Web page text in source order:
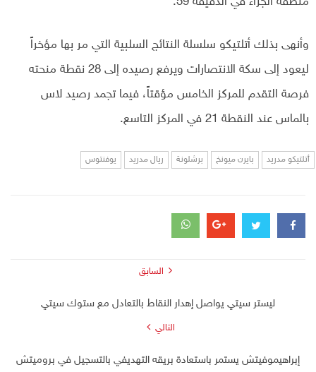
وأنهى بذلك أتلتيكو سلسلة النتائج السلبية التي مر بها مؤخراً
ليعود إلى سكة الانتصارات ويرفع رصيده إلى 28 نقطة منحته
فرصة التقدم للمركز الخامس مؤقتاً، فيما تجمد رصيد لاس
بالماس عند النقطة 21 في المركز التاسع.
أتلتيكو مدريد بايرن ميونخ برشلونة ريال مدريد يوفنتوس
السابق
ليستر سيتي يواصل إهدار النقاط بالتعادل مع ستوك سيتي
التالي
إبراهيموفيتش يستمر باستعادة بريقه التهديفي بالتسجيل في بروميتش